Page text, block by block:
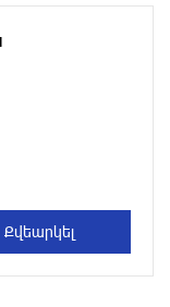
одного месяца назад
бронзовой
Алексей